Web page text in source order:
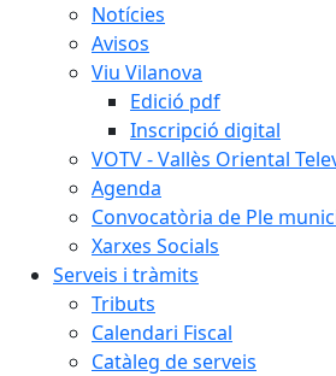
Notícies
Avisos
Viu Vilanova
Edició pdf
Inscripció digital
VOTV - Vallès Oriental
Agenda
Convocatòria de Ple
Xarxes Socials
Serveis i tràmits
Tributs
Calendari Fiscal
Catàleg de serveis